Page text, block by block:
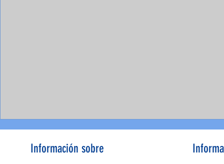
Información sobre